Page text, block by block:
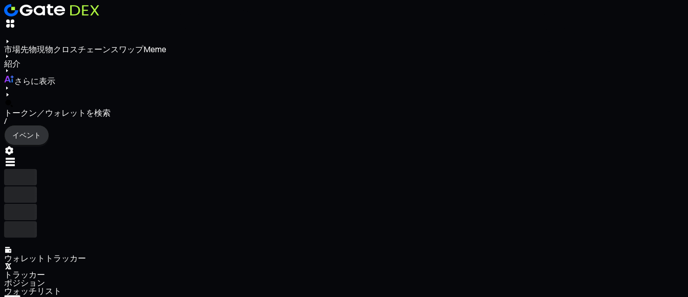
市場先物現物クロスチェーンスワップMeme
紹介
さらに表示
トークン／ウォレットを検索
/
イベント
ウォレットトラッカー
トラッカー
ポジション
ウォッチリスト